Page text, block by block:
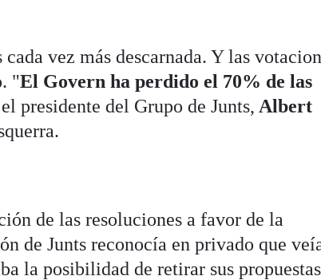
vez más descarnada. Y las
"El Govern ha perdido el 70% de las
presidente del Grupo de Junts, Albert
de las resoluciones a favor de la
de Junts reconocía en privado que
la posibilidad de retirar sus propuestas